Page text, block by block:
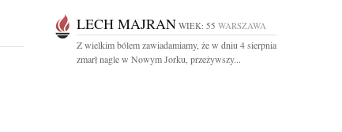
LECH MAJRAN WIEK: 55 WARSZAWA
Z wielkim bólem zawiadamiamy, że w dniu 4 sierpnia
zmarł nagle w Nowym Jorku, przeżywszy...